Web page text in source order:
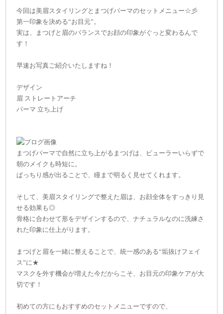
今回は美眉スタイリングとまつげパーマのセットメニュー☆彡
第一印象を決める“お目元”。
実は、まつげと眉のバランスでお顔の印象がぐっと変わるんで
す！
早速お写真ご紹介いたしますね！
デザイン
眉 ストレートアーチ
パーマ 立ち上げ
まつげパーマで自然に立ち上がるまつげは、ビューラーいらずで
朝のメイクも時短に。
ぱっちり感が出ることで、瞳まで明るく見せてくれます。
そして、美眉スタイリングで整えた眉は、お顔全体をすっきり見
せる効果も◎
骨格に合わせて形をデザインするので、ナチュラルなのに洗練さ
れた印象に仕上がります。
まつげと眉を一緒に整えることで、統一感のある“垢抜けフェイ
ス”に★
マスクを外す機会が増えた今だからこそ、お目元の印象ケアが大
切です！
初めての方にもおすすめのセットメニューですので、